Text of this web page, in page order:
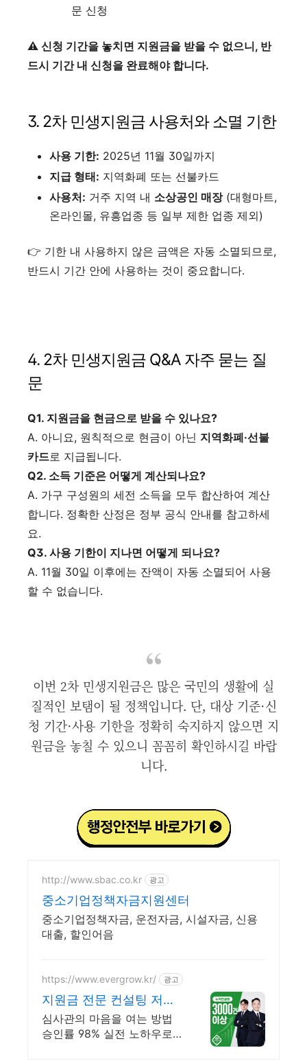
문 신청
⚠️ 신청 기간을 놓치면 지원금을 받을 수 없으니, 반
드시 기간 내 신청을 완료해야 합니다.
3. 2차 민생지원금 사용처와 소멸 기한
사용 기한: 2025년 11월 30일까지
지급 형태: 지역화폐 또는 선불카드
사용처: 거주 지역 내 소상공인 매장(대형마트,
온라인몰, 유흥업종 등 일부 제한 업종 제외)
👉 기한 내 사용하지 않은 금액은 자동 소멸되므로,
반드시 기간 안에 사용하는 것이 중요합니다.
4. 2차 민생지원금 Q&A 자주 묻는 질
문
Q1. 지원금을 현금으로 받을 수 있나요?
A. 아니요, 원칙적으로 현금이 아닌 지역화폐·선불
카드로 지급됩니다.
Q2. 소득 기준은 어떻게 계산되나요?
A. 가구 구성원의 세전 소득을 모두 합산하여 계산
합니다. 정확한 산정은 정부 공식 안내를 참고하세
요.
Q3. 사용 기한이 지나면 어떻게 되나요?
A. 11월 30일 이후에는 잔액이 자동 소멸되어 사용
할 수 없습니다.
이번 2차 민생지원금은 많은 국민의 생활에 실
질적인 보탬이 될 정책입니다. 단, 대상 기준·신
청 기간·사용 기한을 정확히 숙지하지 않으면 지
원금을 놓칠 수 있으니 꼼꼼히 확인하시길 바랍
니다.
http://www.sbac.co.kr 광고
중소기업정책자금지원센터
중소기업정책자금, 운전자금, 시설자금, 신용
대출, 할인어음
https://www.evergrow.kr/ 광고
지원금 전문 컨설팅 저금
리 정책자금 지금 신청
심사관의 마음을 여는 방법
승인률 98% 실전 노하우로